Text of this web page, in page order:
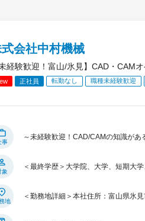
会社中村機械
未経験歓迎！富山/氷見】CAD・
正社員 転勤なし 職種未経験歓迎
事
～未経験歓迎！CAD/CAMの知識が
象
＜最終学歴＞大学院、大学、短期大
地
＜勤務地詳細＞本社住所：富山県氷